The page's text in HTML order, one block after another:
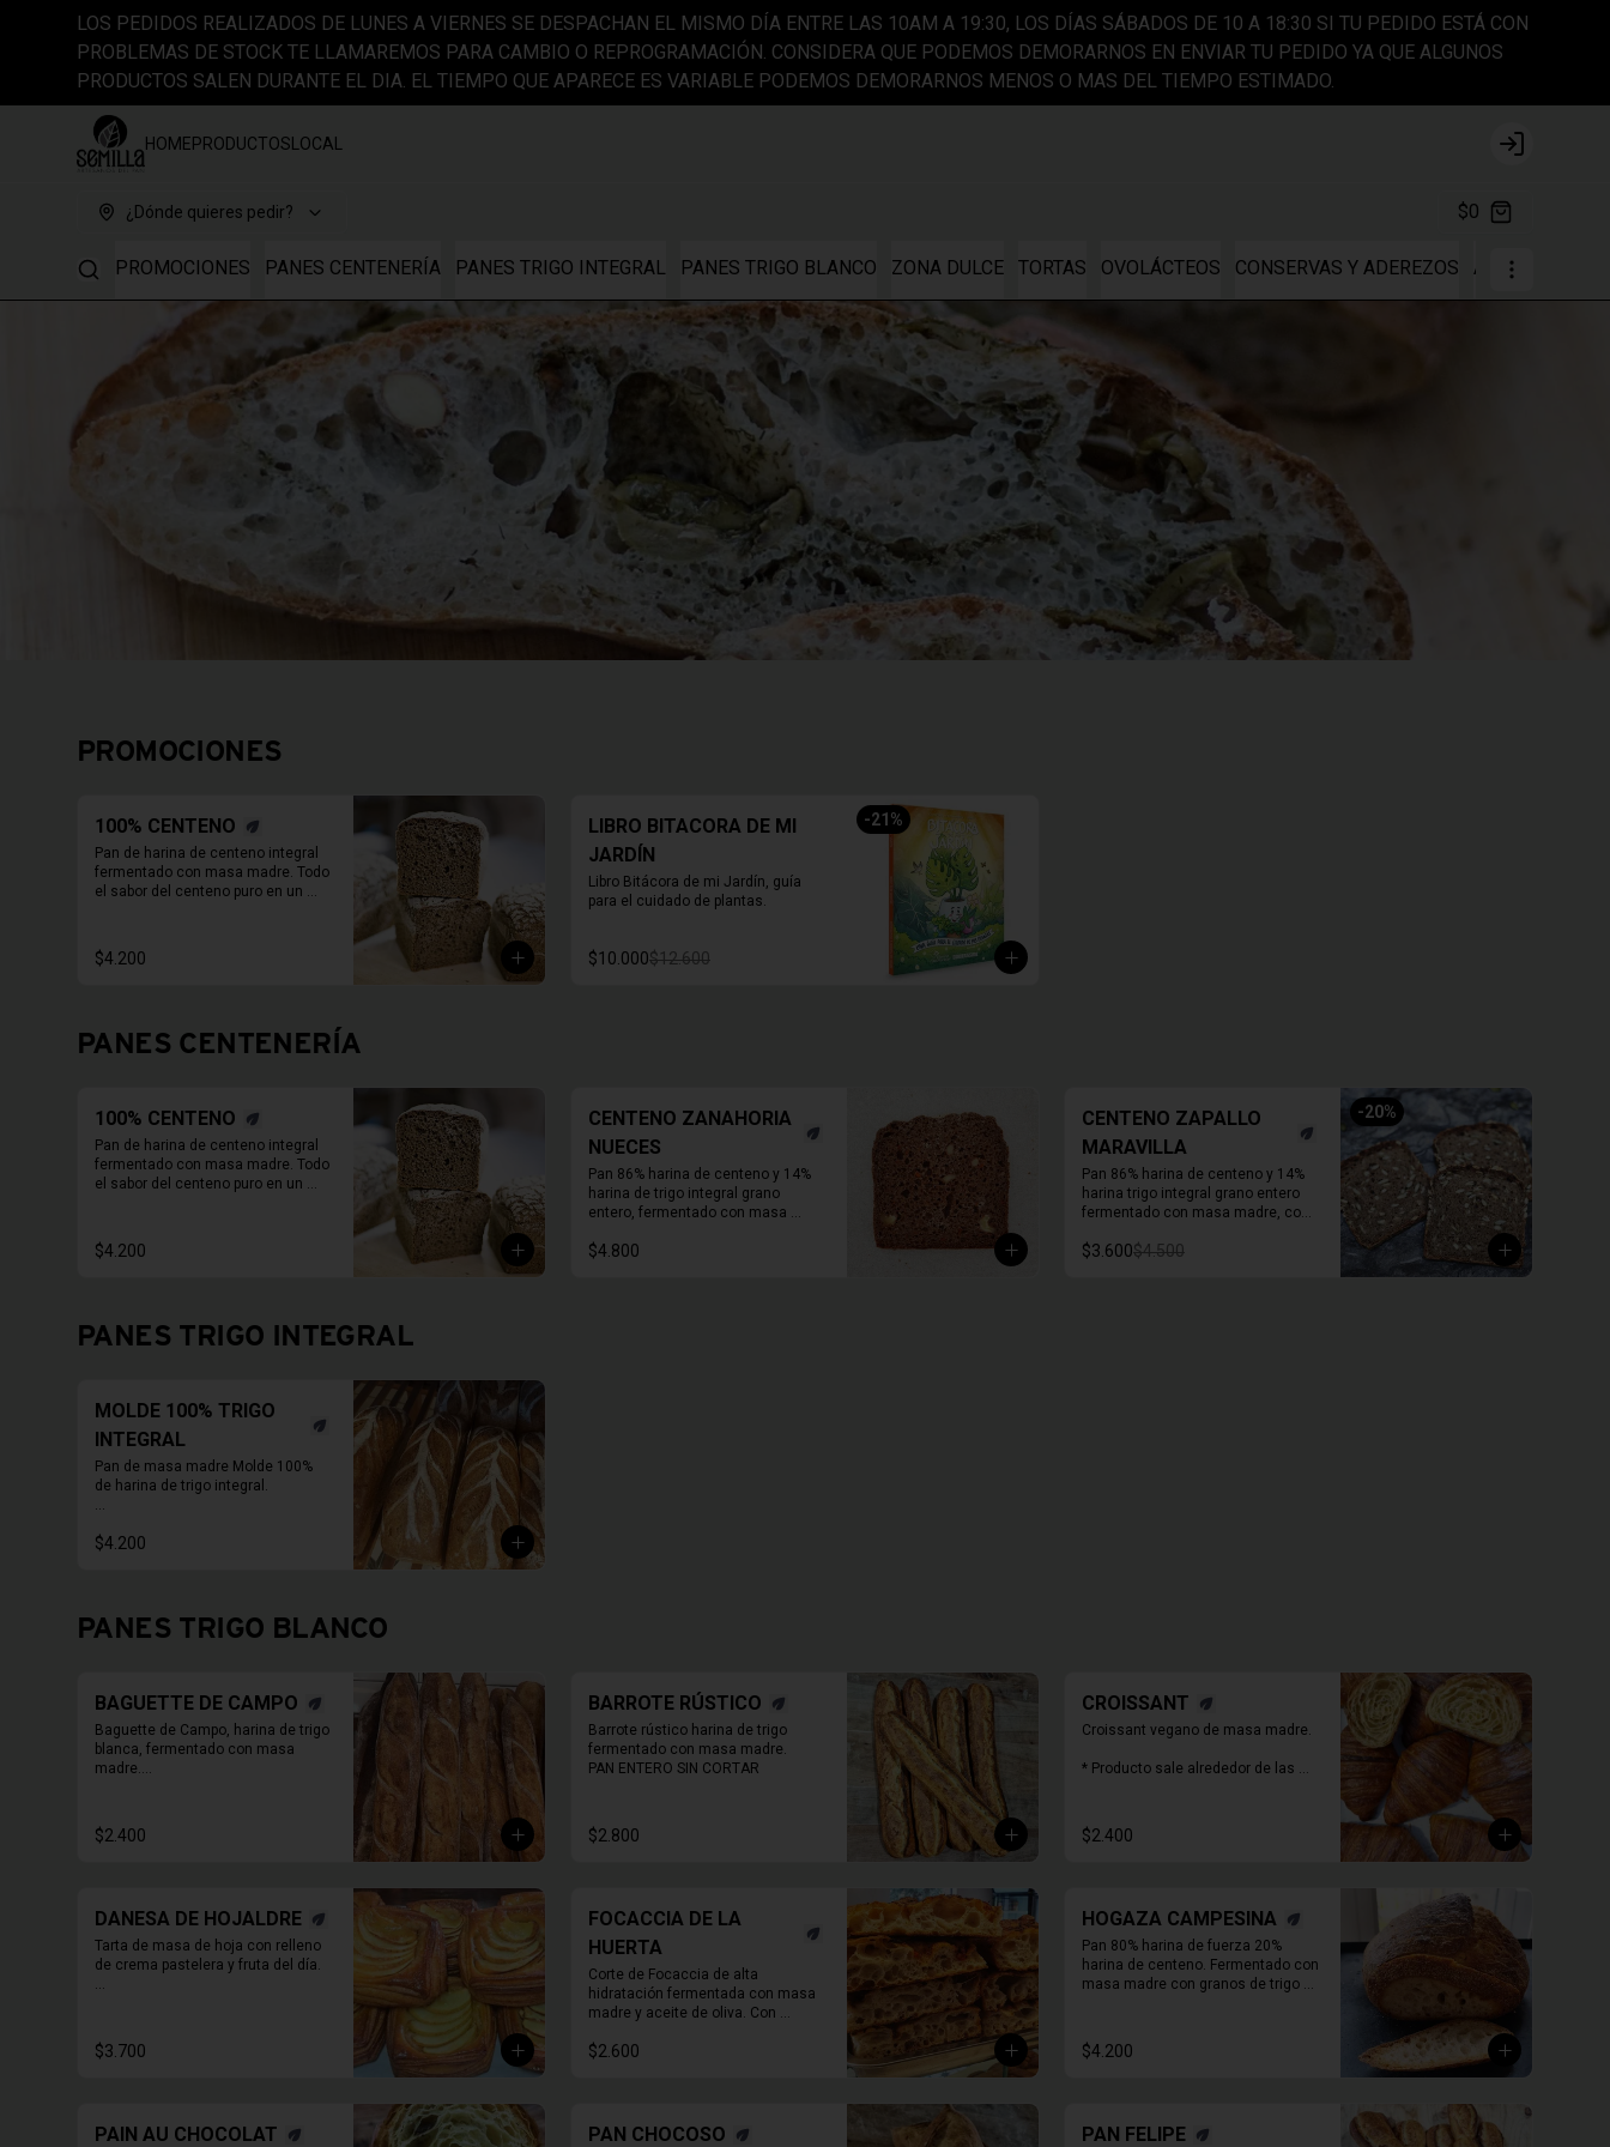
LOS PEDIDOS REALIZADOS DE LUNES A VIERNES SE DESPACHAN EL MISMO DÍA ENTRE LAS 10AM A 19:30, LOS DÍAS SÁBADOS DE 10 A 18:30 SI TU PEDIDO ESTÁ CON
PROBLEMAS DE STOCK TE LLAMAREMOS PARA CAMBIO O REPROGRAMACIÓN. CONSIDERA QUE PODEMOS DEMORARNOS EN ENVIAR TU PEDIDO YA QUE ALGUNOS
PRODUCTOS SALEN DURANTE EL DIA. EL TIEMPO QUE APARECE ES VARIABLE PODEMOS DEMORARNOS MENOS O MAS DEL TIEMPO ESTIMADO.
HOMEPRODUCTOS LOCAL
Login
¿Dónde quieres pedir? $0
PROMOCIONES PANES CENTENERÍA PANES TRIGO INTEGRAL PANES TRIGO BLANCO ZONA DULCE TORTAS OVOLÁCTEOS CONSERVAS Y ADEREZOS ALMACÉN
PROMOCIONES
100% CENTENO
Pan de harina de centeno integral
fermentado con masa madre. Todo
el sabor del centeno puro en un
En primavera verano REFRIGERAR
INMEDIATAMENTE.
$4.200
-21 %
LIBRO BITACORA DE MI
JARDÍN
Libro Bitácora de mi Jardín, guía
para el cuidado de plantas.
$10.000$12.600
PANES CENTENERÍA
100% CENTENO
Pan de harina de centeno integral
fermentado con masa madre. Todo
el sabor del centeno puro en un
En primavera verano REFRIGERAR
INMEDIATAMENTE.
$4.200
CENTENO ZANAHORIA
NUECES
Pan 86% harina de centeno y 14%
harina de trigo integral grano
entero, fermentado con masa
nueces activadas y un toque de
$4.800
-20%
CENTENO ZAPALLO
MARAVILLA
Pan 86% harina de centeno y 14%
harina trigo integral grano entero
fermentado con masa madre, con
maravilla.
$3.600$4.500
PANES TRIGO INTEGRAL
MOLDE 100% TRIGO
INTEGRAL
Pan de masa madre Molde 100%
de harina de trigo integral.
moldes de panes pueden cambiar.
$4.200
PANES TRIGO BLANCO
BAGUETTE DE CAMPO
Baguette de Campo, harina de trigo
blanca, fermentado con masa
madre.
$2.400
BARROTE RÚSTICO
Barrote rústico harina de trigo
fermentado con masa madre.
PAN ENTERO SIN CORTAR
$2.800
CROISSANT
Croissant vegano de masa madre.
* Producto sale alrededor de las
$2.400
DANESA DE HOJALDRE
Tarta de masa de hoja con relleno
de crema pastelera y fruta del día.
tiempo de despacho*
** FOTO  REFERENCIAL
$3.700
FOCACCIA DE LA
HUERTA
Corte de Focaccia de alta
hidratación fermentada con masa
madre y aceite de oliva. Con
cambian todos los días.
$2.600
HOGAZA CAMPESINA
Pan 80% harina de fuerza 20%
harina de centeno. Fermentado con
masa madre con granos de trigo y
molidos. PIEZA ENTERA DE PAN SIN
REBANAR.
$4.200
PAIN AU CHOCOLAT PAN CHOCOSO PAN FELIPE